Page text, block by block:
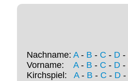
Nachname: A- B - C - D -
Vorname: A- B - C - D -
Kirchspiel: A- B - C - D-